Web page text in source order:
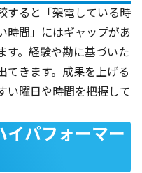
すると「架電している時
時間」にはギャップがあ
す。経験や勘に基づいた
てきます。成果を上げる
い曜日や時間を把握して
イパフォーマー